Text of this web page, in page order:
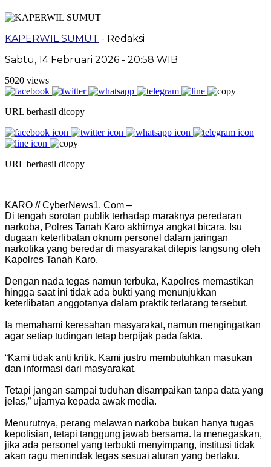
KAPERWIL SUMUT - Redaksi
Sabtu, 14 Februari 2026 - 20:58 WIB
5020 views
URL berhasil dicopy
URL berhasil dicopy
KARO // CyberNews1. Com –
Di tengah sorotan publik terhadap maraknya peredaran
narkoba, Polres Tanah Karo akhirnya angkat bicara. Isu
dugaan keterlibatan oknum personel dalam jaringan
narkotika yang beredar di masyarakat ditepis langsung oleh
Kapolres Tanah Karo.
Dengan nada tegas namun terbuka, Kapolres memastikan
hingga saat ini tidak ada bukti yang menunjukkan
keterlibatan anggotanya dalam praktik terlarang tersebut.
Ia memahami keresahan masyarakat, namun mengingatkan
agar setiap tudingan tetap berpijak pada fakta.
“Kami tidak anti kritik. Kami justru membutuhkan masukan
dan informasi dari masyarakat.
Tetapi jangan sampai tuduhan disampaikan tanpa data yang
jelas,” ujarnya kepada awak media.
Menurutnya, perang melawan narkoba bukan hanya tugas
kepolisian, tetapi tanggung jawab bersama. Ia menegaskan,
jika ada personel yang terbukti menyimpang, institusi tidak
akan ragu menindak tegas sesuai aturan yang berlaku.